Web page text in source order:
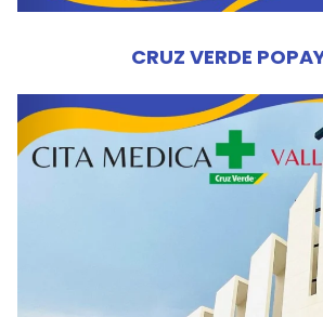
CRUZ VERDE